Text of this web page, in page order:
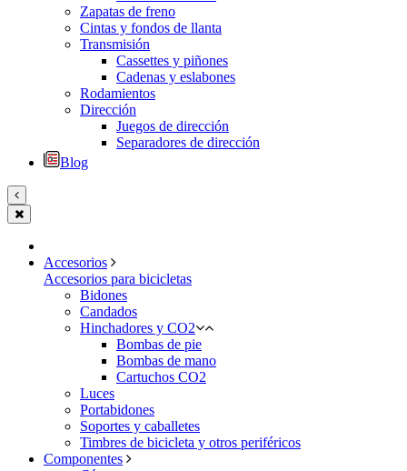
Zapatas de freno
Cintas y fondos de llanta
Transmisión
Cassettes y piñones
Cadenas y eslabones
Rodamientos
Dirección
Juegos de dirección
Separadores de dirección
Blog
Accesorios
Accesorios para bicicletas
Bidones
Candados
Hinchadores y CO2
Bombas de pie
Bombas de mano
Cartuchos CO2
Luces
Portabidones
Soportes y caballetes
Timbres de bicicleta y otros periféricos
Componentes